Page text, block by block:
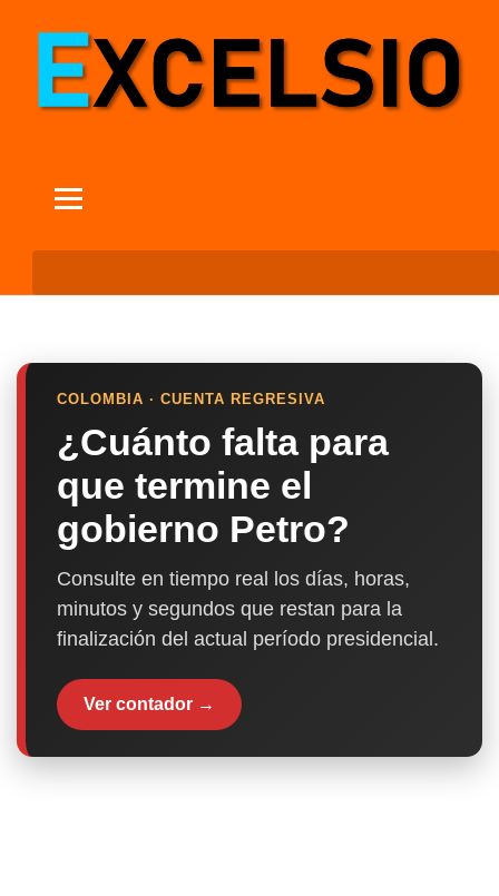
COLOMBIA · CUENTA REGRESIVA
¿Cuánto falta para
que termine el
gobierno Petro?
Consulte en tiempo real los días, horas,
minutos y segundos que restan para la
finalización del actual período presidencial.
Ver contador →